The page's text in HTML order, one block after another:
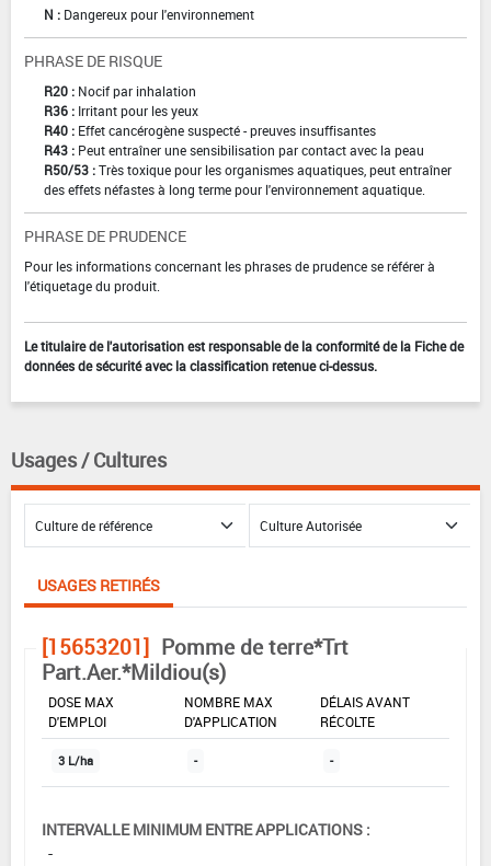
N : Dangereux pour l'environnement
PHRASE DE RISQUE
R20 : Nocif par inhalation
R36 : Irritant pour les yeux
R40 : Effet cancérogène suspecté - preuves insuffisantes
R43 : Peut entraîner une sensibilisation par contact avec la peau
R50/53 :Très toxique pour les organismes aquatiques, peut entraîner
des effets néfastes à long terme pour l'environnement aquatique.
PHRASE DE PRUDENCE
Pour les informations concernant les phrases de prudence se référer à
l'étiquetage du produit.
Le titulaire de l'autorisation est responsable de la conformité de la Fiche de
données de sécurité avec la classification retenue ci-dessus.
Usages / Cultures
USAGES RETIRÉS
[15653201] Pomme de terre*Trt
Part.Aer.*Mildiou(s)
DOSE MAX
D'EMPLOI
NOMBRE MAX
D'APPLICATION
DÉLAIS AVANT
RÉCOLTE
3 L/ha - -
INTERVALLE MINIMUM ENTRE APPLICATIONS :
-